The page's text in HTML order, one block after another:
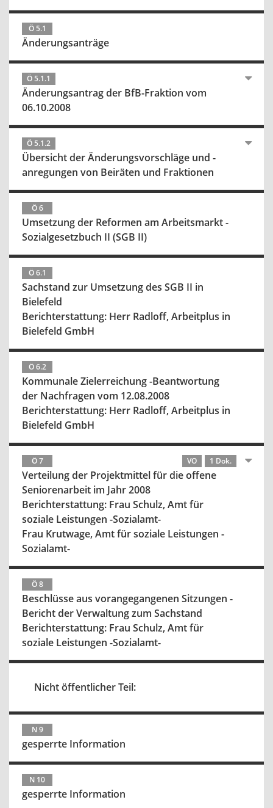
Ö 5.1
Änderungsanträge
Ö 5.1.1
Änderungsantrag der BfB-Fraktion vom
06.10.2008
Ö 5.1.2
Übersicht der Änderungsvorschläge und -
anregungen von Beiräten und Fraktionen
Ö 6
Umsetzung der Reformen am Arbeitsmarkt -
Sozialgesetzbuch II (SGB II)
Ö 6.1
Sachstand zur Umsetzung des SGB II in
Bielefeld
Berichterstattung: Herr Radloff, Arbeitplus in
Bielefeld GmbH
Ö 6.2
Kommunale Zielerreichung -Beantwortung
der Nachfragen vom 12.08.2008
Berichterstattung: Herr Radloff, Arbeitplus in
Bielefeld GmbH
Ö 7 VO 1 Dok.
Verteilung der Projektmittel für die offene
Seniorenarbeit im Jahr 2008
Berichterstattung: Frau Schulz, Amt für
soziale Leistungen -Sozialamt-
Frau Krutwage, Amt für soziale Leistungen -
Sozialamt-
Ö 8
Beschlüsse aus vorangegangenen Sitzungen -
Bericht der Verwaltung zum Sachstand
Berichterstattung: Frau Schulz, Amt für
soziale Leistungen -Sozialamt-
Nicht öffentlicher Teil:
N 9
gesperrte Information
N 10
gesperrte Information